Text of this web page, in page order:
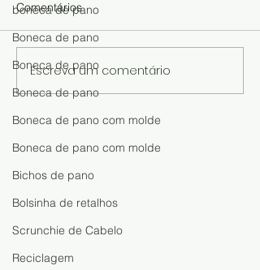
boneca de pano
Boneca de pano
Boneca de pano
Boneca de pano
Boneca de pano com molde
Boneca de pano com molde
Bichos de pano
Bolsinha de retalhos
Scrunchie de Cabelo
Reciclagem
Boneca de Meia Fácil de
Fazer: Aprenda o Passo a
Lucrar com Artesanato
Comentários
Escreva um comentário